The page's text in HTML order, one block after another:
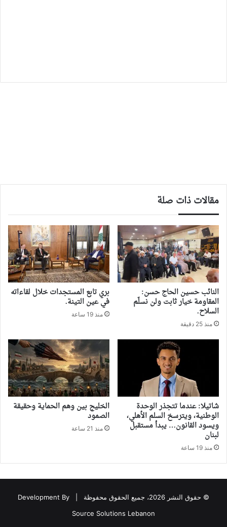
مقالات ذات صلة
النائب حسين الحاج حسن:
المقاومة خيار ثابت ولن نسلّم
السلاح.
منذ 25 دقيقة
بري تابع المستجدات خلال لقاءاته
في عين التينة.
منذ 19 ساعة
شاتيلا: عندما تتجذر الوحدة
الوطنية، ويترسخ السلم الأهلي،
ويسود القانون… يبدأ مستقبل
لبنان
منذ 19 ساعة
‏الخليج بين وهم الحماية وحقيقة
الصمود
منذ 21 ساعة
© حقوق النشر 2026، جميع الحقوق محفوظة |
Development By
Source Solutions Lebanon